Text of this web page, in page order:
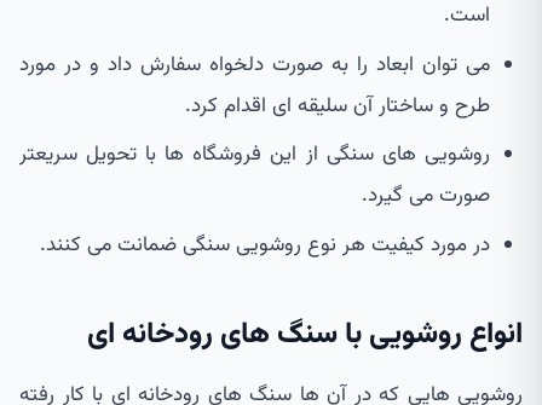
است.
می توان ابعاد را به صورت دلخواه سفارش داد و در مورد
طرح و ساختار آن سلیقه ای اقدام کرد.
روشویی های سنگی از این فروشگاه ها با تحویل سریعتر
صورت می گیرد.
در مورد کیفیت هر نوع روشویی سنگی ضمانت می کنند.
انواع روشویی با سنگ های رودخانه ای
روشویی هایی که در آن ها سنگ های رودخانه ای با کار رفته